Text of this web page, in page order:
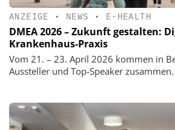
ANZEIGE • NEWS • E-HEALTH
DMEA 2026 – Zukunft gestalten:
Krankenhaus-Praxis
Vom 21. – 23. April 2026 kommen in
Aussteller und Top-Speaker zusammen.